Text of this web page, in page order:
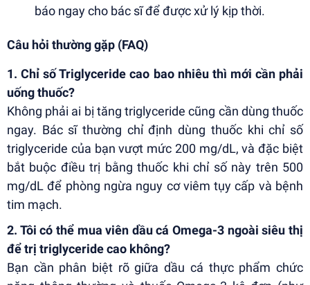
báo ngay cho bác sĩ để được xử lý kịp thời.
Câu hỏi thường gặp (FAQ)
1. Chỉ số Triglyceride cao bao nhiêu thì mới cần phải
uống thuốc?
Không phải ai bị tăng triglyceride cũng cần dùng thuốc
ngay. Bác sĩ thường chỉ định dùng thuốc khi chỉ số
triglyceride của bạn vượt mức 200 mg/dL, và đặc biệt
bắt buộc điều trị bằng thuốc khi chỉ số này trên 500
mg/dL để phòng ngừa nguy cơ viêm tụy cấp và bệnh
tim mạch.
2. Tôi có thể mua viên dầu cá Omega-3 ngoài siêu thị
để trị triglyceride cao không?
Bạn cần phân biệt rõ giữa dầu cá thực phẩm chức